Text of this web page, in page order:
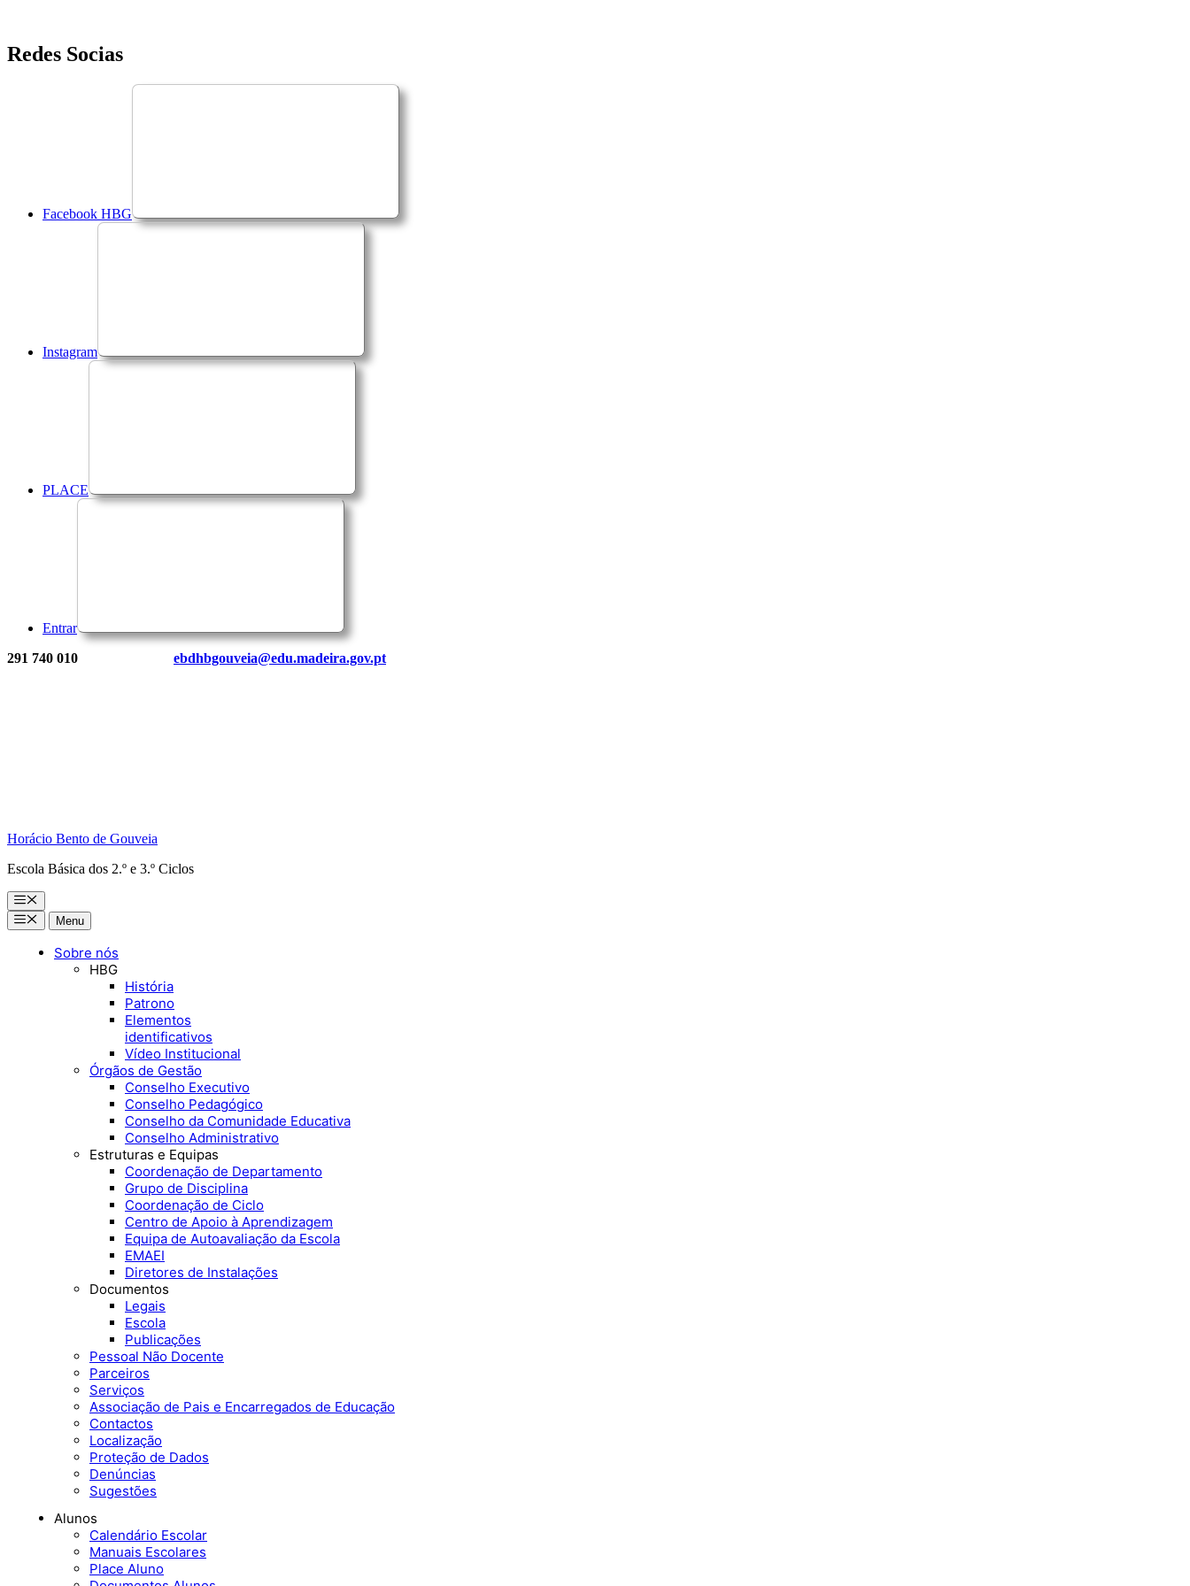
Saltar
para
Redes Socias
Facebook HBG
Instagram
PLACE
Entrar
291 740 010 ebdhbgouveia@edu.madeira.gov.pt
Horácio Bento de Gouveia
Escola Básica dos 2.º e 3.º Ciclos
Menu
MenuMenu
Sobre nós
HBG
História
Patrono
Elementos
identificativos
Vídeo Institucional
Órgãos de Gestão
Conselho Executivo
Conselho Pedagógico
Conselho da Comunidade Educativa
Conselho Administrativo
Estruturas e Equipas
Coordenação de Departamento
Grupo de Disciplina
Coordenação de Ciclo
Centro de Apoio à Aprendizagem
Equipa de Autoavaliação da Escola
EMAEI
Diretores de Instalações
Documentos
Legais
Escola
Publicações
Pessoal Não Docente
Parceiros
Serviços
Associação de Pais e Encarregados de Educação
Contactos
Localização
Proteção de Dados
Denúncias
Sugestões
Alunos
Calendário Escolar
Manuais Escolares
Place Aluno